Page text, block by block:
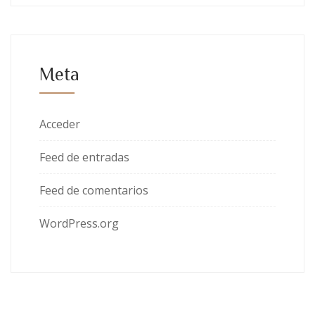
Meta
Acceder
Feed de entradas
Feed de comentarios
WordPress.org